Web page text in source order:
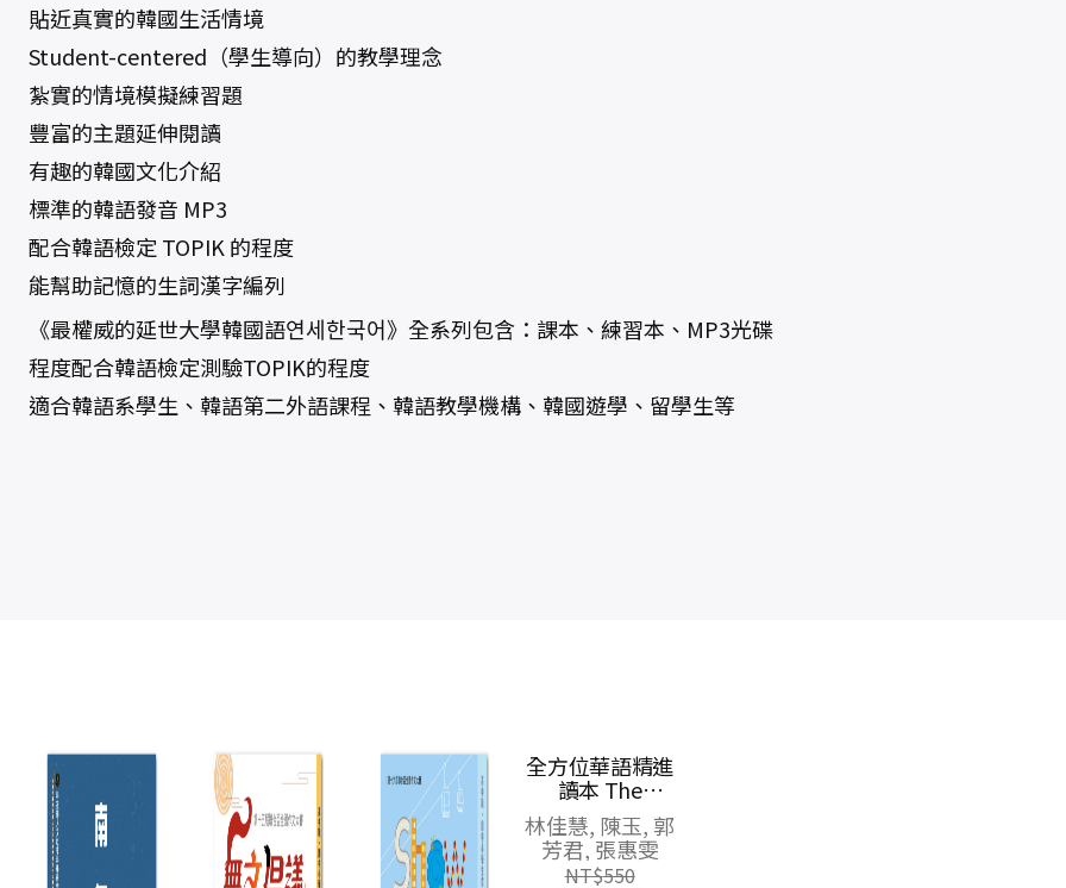
貼近真實的韓國生活情境
Student-centered（學生導向）的教學理念
紮實的情境模擬練習題
豐富的主題延伸閱讀
有趣的韓國文化介紹
標準的韓語發音 MP3
配合韓語檢定 TOPIK 的程度
能幫助記憶的生詞漢字編列
《最權威的延世大學韓國語연세한국어》全系列包含：課本、練習本、MP3光碟
程度配合韓語檢定測驗TOPIK的程度
適合韓語系學生、韓語第二外語課程、韓語教學機構、韓國遊學、留學生等